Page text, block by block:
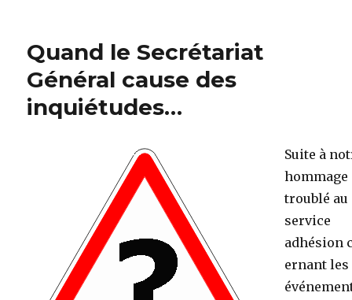
Quand le Secrétariat
Général cause des
inquiétudes…
Suite à
hommage
troublé au
service
adhésion
ernant les